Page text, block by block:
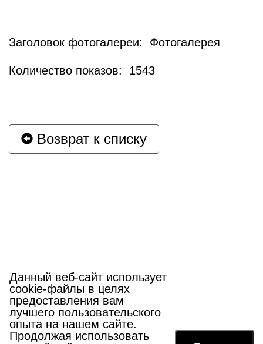
Заголовок фотогалереи: Фотогалерея
Количество показов: 1543
Возврат к списку
Перейти к началу страницы
Адрес:г. Москва, ул. Петровка, д.15/1
Данный веб-сайт использует
cookie-файлы в целях
предоставления вам
лучшего пользовательского
опыта на нашем сайте.
Продолжая использовать